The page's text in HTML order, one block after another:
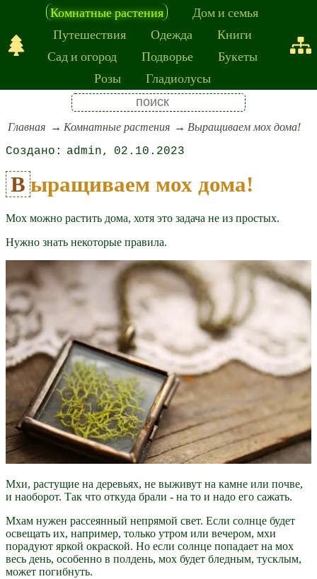
Комнатные растения
Дом и семья
Путешествия
Одежда
Книги
Сад и огород
Подворье
Букеты
Розы
Гладиолусы
Главная Комнатные растения Выращиваем мох дома!
admin 02.10.2023
Выращиваем мох дома!
Мох можно растить дома, хотя это задача не из простых.
Нужно знать некоторые правила.
Мхи, растущие на деревьях, не выживут на камне или почве,
и наоборот. Так что откуда брали - на то и надо его сажать.
Мхам нужен рассеянный непрямой свет. Если солнце будет
освещать их, например, только утром или вечером, мхи
порадуют яркой окраской. Но если солнце попадает на мох
весь день, особенно в полдень, мох будет бледным, тусклым,
может погибнуть.